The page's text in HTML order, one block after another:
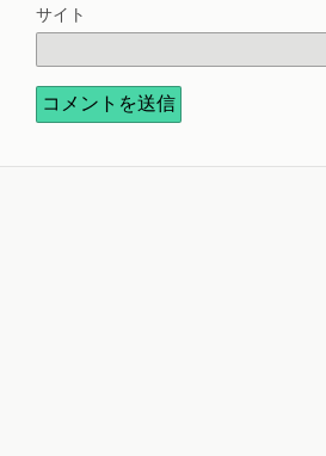
サイト